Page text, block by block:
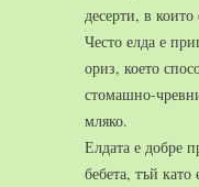
десерти, в
Често елда е
ориз, което
стомашно-
мляко.
Елдата е добре
бебета, тъй като